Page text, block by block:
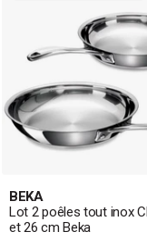
BEKA
Lot 2 poêles tout inox
et 26 cm Beka